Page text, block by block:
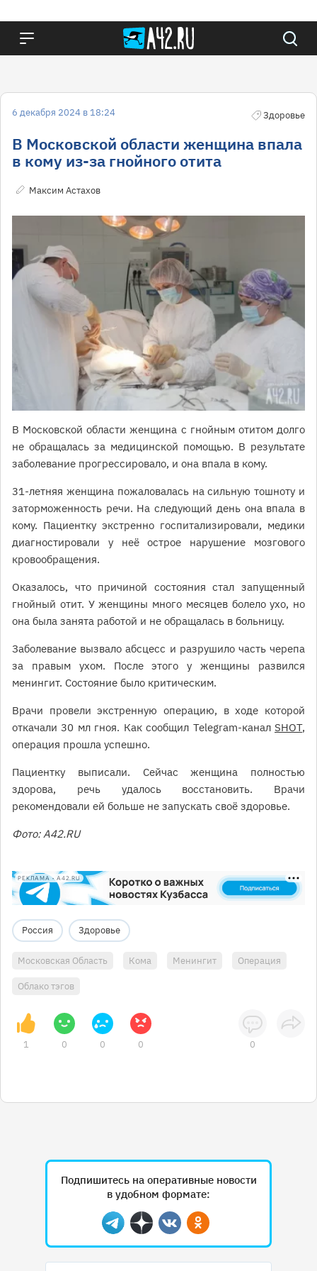
6 декабря 2024 в 18:24 Здоровье
В Московской области женщина впала
в кому из-за гнойного отита
Максим Астахов
В Московской области женщина с гнойным отитом долго
не обращалась за медицинской помощью. В результате
заболевание прогрессировало, и она впала в кому.
31-летняя женщина пожаловалась на сильную тошноту и
заторможенность речи. На следующий день она впала в
кому. Пациентку экстренно госпитализировали, медики
диагностировали у неё острое нарушение мозгового
кровообращения.
Оказалось, что причиной состояния стал запущенный
гнойный отит. У женщины много месяцев болело ухо, но
она была занята работой и не обращалась в больницу.
Заболевание вызвало абсцесс и разрушило часть черепа
за правым ухом. После этого у женщины развился
менингит. Состояние было критическим.
Врачи провели экстренную операцию, в ходе которой
откачали 30 мл гноя. Как сообщил Telegram-канал SHOT,
операция прошла успешно.
Пациентку выписали. Сейчас женщина полностью
здорова, речь удалось восстановить. Врачи
рекомендовали ей больше не запускать своё здоровье.
Фото: A42.RU
РЕКЛАМА • A42.RU
Россия Здоровье
Московская Область Кома Менингит Операция
Облако тэгов
1 0 0 0 0
Подпишитесь на оперативные новости
в удобном формате:
Telegram
ДзенВконтактеОдноклассники